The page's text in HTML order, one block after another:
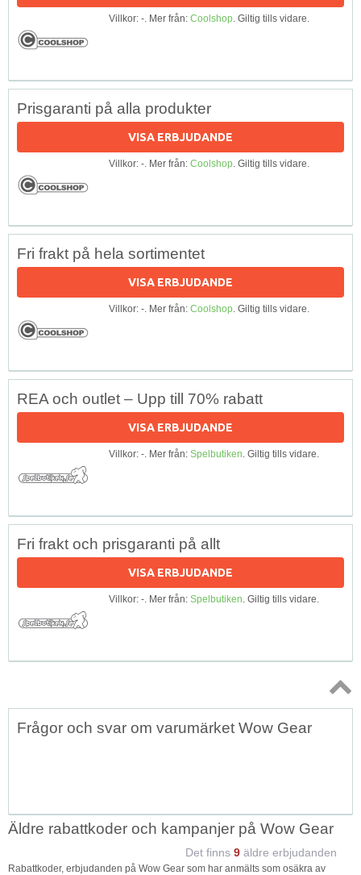
Villkor: -. Mer från: Coolshop. Giltig tills vidare.
Prisgaranti på alla produkter
VISA ERBJUDANDE
Villkor: -. Mer från: Coolshop. Giltig tills vidare.
Fri frakt på hela sortimentet
VISA ERBJUDANDE
Villkor: -. Mer från: Coolshop. Giltig tills vidare.
REA och outlet – Upp till 70% rabatt
VISA ERBJUDANDE
Villkor: -. Mer från: Spelbutiken. Giltig tills vidare.
Fri frakt och prisgaranti på allt
VISA ERBJUDANDE
Villkor: -. Mer från: Spelbutiken. Giltig tills vidare.
Topp
Frågor och svar om varumärket Wow Gear
Äldre rabattkoder och kampanjer på Wow Gear
Det finns 9 äldre erbjudanden
Rabattkoder, erbjudanden på Wow Gear som har anmälts som osäkra av